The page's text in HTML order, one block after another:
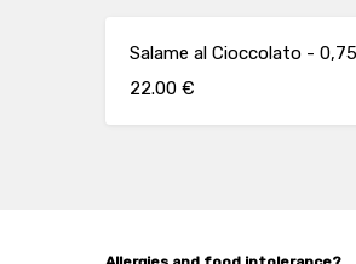
Salame al Cioccolato -
22.00 €